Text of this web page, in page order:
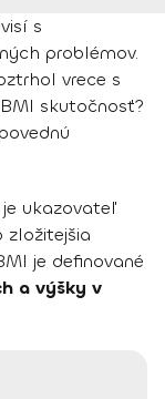
s
problémov.
vrece s
skutočnosť?
ukazovateľ
zložitejšia
je definované
a výšky v